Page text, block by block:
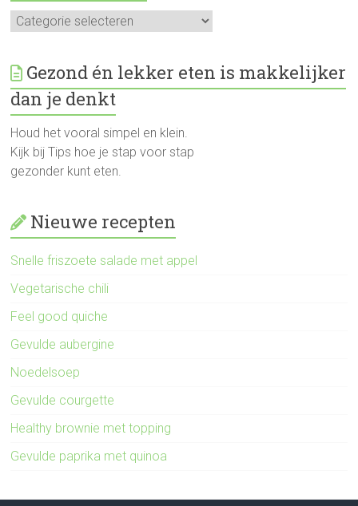
Alle
recepten
Gezond én lekker eten is makkelijker
dan je denkt
Houd het vooral simpel en klein.
Kijk bij Tips hoe je stap voor stap
gezonder kunt eten.
Nieuwe recepten
Snelle friszoete salade met appel
Vegetarische chili
Feel good quiche
Gevulde aubergine
Noedelsoep
Gevulde courgette
Healthy brownie met topping
Gevulde paprika met quinoa